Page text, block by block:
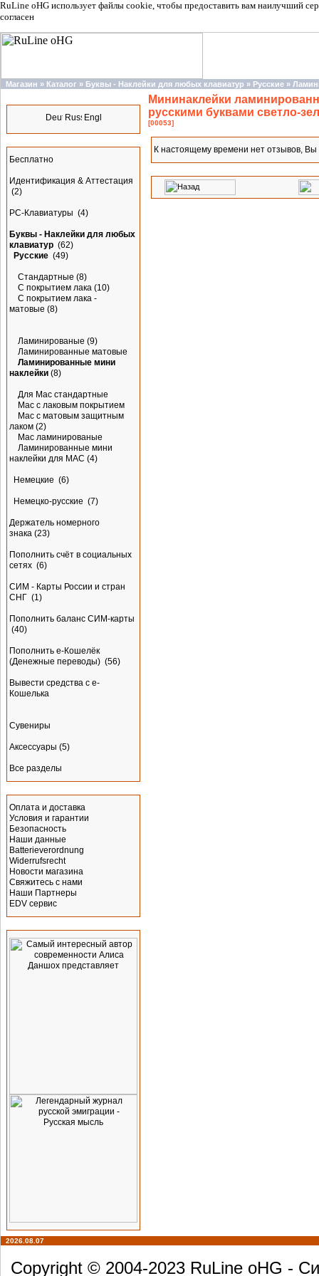
RuLine oHG использует файлы cookie, чтобы предоставить вам наилучший
согласен
Магазин » Каталог » Буквы - Наклейки для любых клавиатур » Русские »
Бесплатно
Идентификация & Аттестация
(2)
PC-Клавиатуры (4)
Буквы - Наклейки для любых
клавиатур (62)
Русские (49)
Стандартные (8)
С покрытием лака (10)
С покрытием лака -
матовые (8)
Ламинированые (9)
Ламинированные матовые
Ламинированные мини
наклейки (8)
Для Mac стандартные
Mac с лаковым покрытием
Mac с матовым защитным
лаком (2)
Mac ламинированые
Ламинированные мини
наклейки для MAC (4)
Немецкие (6)
Немецко-русские (7)
Держатель номерного
знака (23)
Пополнить счёт в социальных
сетях (6)
СИМ - Карты России и стран
СНГ (1)
Пополнить баланс СИМ-карты
(40)
Пополнить e-Кошелёк
(Денежные переводы) (56)
Вывести средства с е-
Кошелька
Сувениры
Аксессуары (5)
Все разделы
Оплата и доставка
Условия и гарантии
Безопасность
Наши данные
Batterieverordnung
Widerrufsrecht
Новости магазина
Свяжитесь с нами
Наши Партнеры
EDV сервис
Мининаклейки
русскими буквами светло-
[00053]
К настоящему времени нет отзывов,
2026.08.07
Copyright © 2004-2023 RuLine oHG -